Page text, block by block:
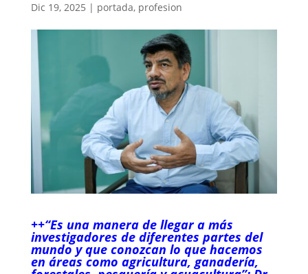
Dic 19, 2025 | portada, profesion
++“Es una manera de llegar a más
investigadores de diferentes partes del
mundo y que conozcan lo que hacemos
en áreas como agricultura, ganadería,